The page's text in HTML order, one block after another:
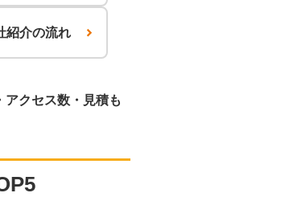
紹介の流れ
アクセス数・見積も